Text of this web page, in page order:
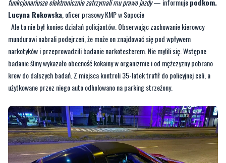
narkotyków i przeprowadzili badanie narkotesterem. Nie mylili się. Wstępne
badanie śliny wykazało obecność kokainy w organizmie i od mężczyzny pobrano
krew do dalszych badań. Z miejsca kontroli 35-latek trafił do policyjnej celi, a
użytkowane przez niego auto odholowano na parking strzeżony.